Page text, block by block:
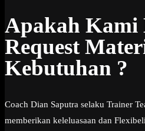
Apakah Kami
Request
Kebutuhan ?
Coach Dian Saputra selaku Trainer
memberikan keleluasaan dan